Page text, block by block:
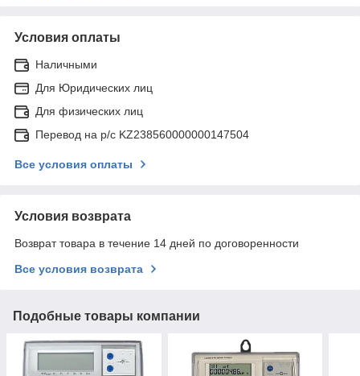
Условия оплаты
Наличными
Для Юридических лиц
Для физических лиц
Перевод на р/с KZ238560000000147504
Все условия оплаты
Условия возврата
Возврат товара в течение 14 дней по договоренности
Все условия возврата
Подобные товары компании